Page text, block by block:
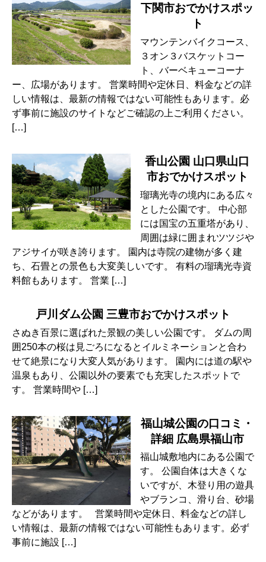
下関市おでかけスポッ
ト
マウンテンバイクコース、
３オン３バスケットコー
ト、バーベキューコーナ
ー、広場があります。 営業時間や定休日、料金などの詳
しい情報は、最新の情報ではない可能性もあります。必
ず事前に施設のサイトなどご確認の上ご利用ください。
[…]
香山公園 山口県山口
市おでかけスポット
瑠璃光寺の境内にある広々
とした公園です。 中心部
には国宝の五重塔があり、
周囲は緑に囲まれツツジや
アジサイが咲き誇ります。 園内は寺院の建物が多く建
ち、石畳との景色も大変美しいです。 有料の瑠璃光寺資
料館もあります。 営業 […]
戸川ダム公園 三豊市おでかけスポット
さぬき百景に選ばれた景観の美しい公園です。 ダムの周
囲250本の桜は見ごろになるとイルミネーションと合わ
せて絶景になり大変人気があります。 園内には道の駅や
温泉もあり、公園以外の要素でも充実したスポットで
す。 営業時間や […]
福山城公園の口コミ・
詳細 広島県福山市
福山城敷地内にある公園で
す。 公園自体は大きくな
いですが、木登り用の遊具
やブランコ、滑り台、砂場
などがあります。 営業時間や定休日、料金などの詳し
い情報は、最新の情報ではない可能性もあります。必ず
事前に施設 […]